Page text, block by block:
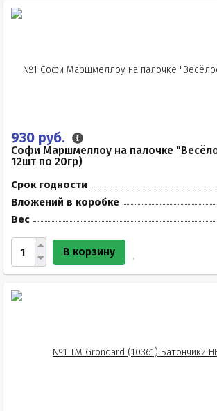
930 руб.
Софи Маршмеллоу на палочке
12шт по 20гр)
Срок годности
Вложений в коробке
Вес
В корзину